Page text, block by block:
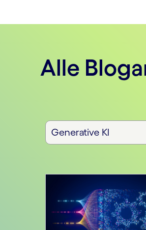
Alle
Generative KI